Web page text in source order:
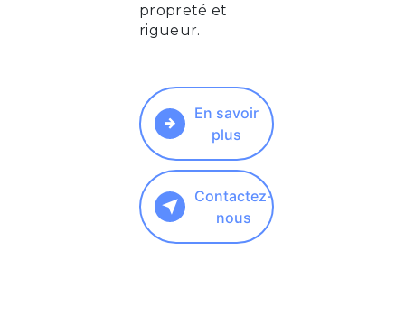
propreté et
rigueur.
En savoir
plus
Contactez-
nous